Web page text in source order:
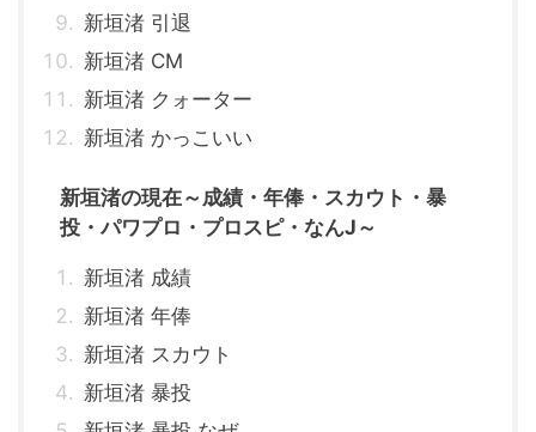
新垣渚 引退
新垣渚 CM
新垣渚 クォーター
新垣渚 かっこいい
新垣渚の現在～成績・年俸・スカウト・暴
投・パワプロ・プロスピ・なんJ～
新垣渚 成績
新垣渚 年俸
新垣渚 スカウト
新垣渚 暴投